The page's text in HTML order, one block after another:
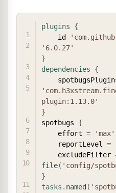
plugins
{
    id
'6.0.27'
}
dependencies
{
plugin:1.13.0'
}
spotbugs {
    effort
=
'max'
    reportLevel
=
    excludeFilter
file( 'config/
}
tasks . named (